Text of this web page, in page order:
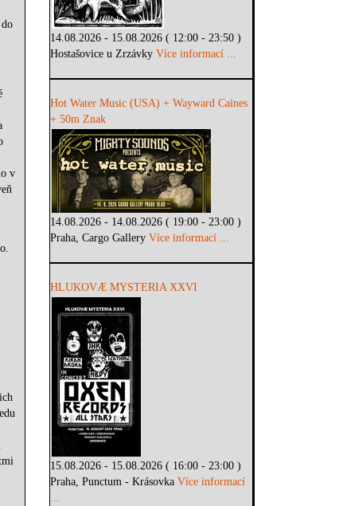
v
14.08.2026 - 15.08.2026 ( 12:00 - 23:50 )
Hostašovice u ZrzávkyVíce informací ...
Hot Water Music (USA) + Wayward Caines
+ 50m Znak
14.08.2026 - 14.08.2026 ( 19:00 - 23:00 )
Praha, Cargo GalleryVíce informací ...
HLUKOVÆ MYSTERIA XXVI
15.08.2026 - 15.08.2026 ( 16:00 - 23:00 )
Praha, Punctum - KrásovkaVíce informací
...